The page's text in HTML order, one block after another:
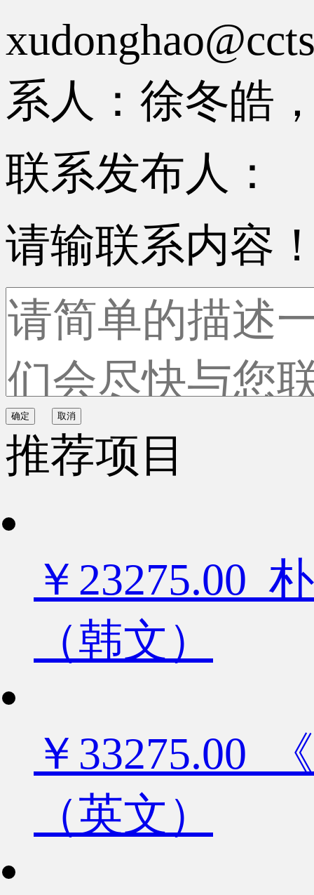
系人：徐冬皓
联系发布人：
请输联系内容
确定 取消
推荐项目
￥23275.00
（韩文）
￥33275.00
（英文）